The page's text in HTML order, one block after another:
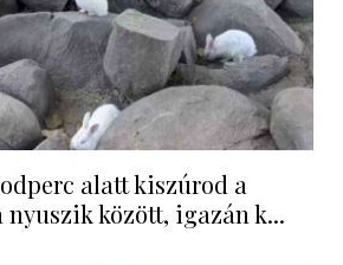
alatt kiszúrod a
nyuszik között, igazán k...